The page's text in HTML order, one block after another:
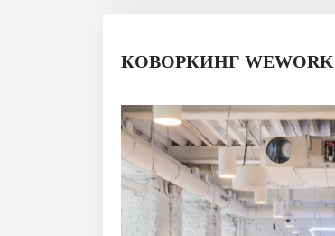
КОВОРКИНГ